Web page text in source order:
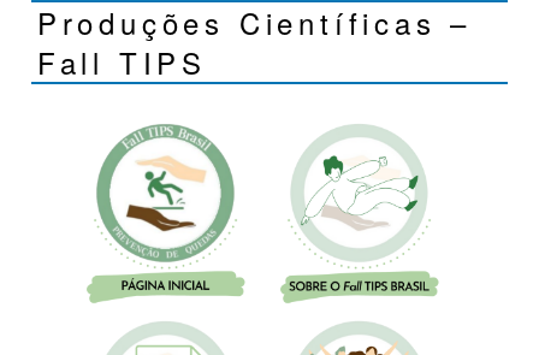
Produções Científicas –
Fall TIPS